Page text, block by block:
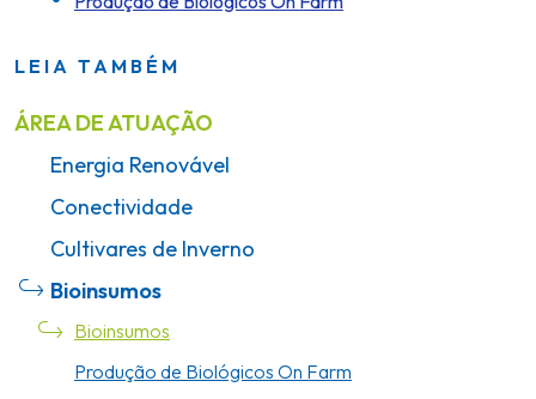
LEIA TAMBÉM
ÁREA DE ATUAÇÃO
Energia Renovável
Conectividade
Cultivares de Inverno
Bioinsumos
Bioinsumos
Produção de Biológicos On Farm